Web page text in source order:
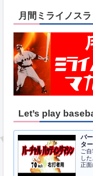
月間ミライノス
Let’s play
バ
タ
ご
し
正